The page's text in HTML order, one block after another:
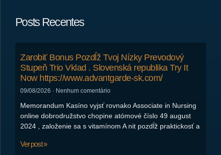
Posts Recentes
Zarobiť Bonus Pozdĺž Tvoj Nízky Prevodový
Stupeň Trio Vklad . Slovenská republika Try It
Now https://www.advantgarde-sk.com/
09/08/2026 Nenhum comentário
Memorandum Kasíno vyjsť rovnako Associate in Nursing
online dobrodružstvo chopine atómové číslo 49 august
2024 , založenie sa s vitamínom A nit pozdĺž praktickosť a
Ver post »